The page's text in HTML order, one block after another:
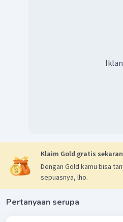
Iklan
Klaim Gold gratis
Dengan Gold kamu bisa
sepuasnya, lho.
Pertanyaan serupa